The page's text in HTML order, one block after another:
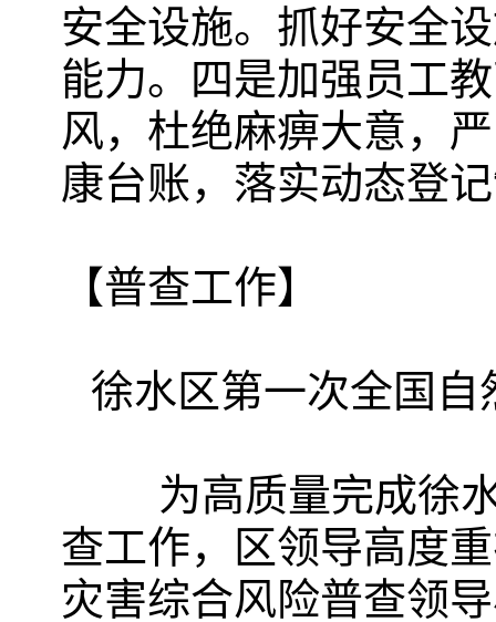
安全设施。抓好安全
能力。四是加强员工
风，杜绝麻痹大意，
康台账，落实动态登
【普查工作】
徐水区第一次全国
为高质量完成徐水
查工作，区领导高度
灾害综合风险普查领